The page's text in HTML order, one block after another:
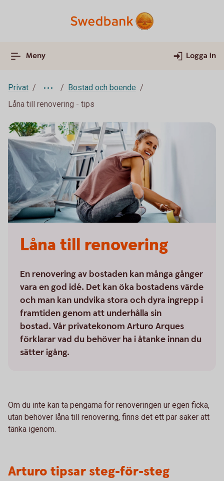
Meny Logga in
Privat
Bostad och boende
Låna till renovering - tips
Låna till renovering
En renovering av bostaden kan många gånger
vara en god idé. Det kan öka bostadens värde
och man kan undvika stora och dyra ingrepp i
framtiden genom att underhålla sin
bostad. Vår privatekonom Arturo Arques
förklarar vad du behöver ha i åtanke innan du
sätter igång.
Om du inte kan ta pengarna för renoveringen ur egen ficka,
utan behöver låna till renovering, finns det ett par saker att
tänka igenom.
Arturo tipsar steg-för-steg